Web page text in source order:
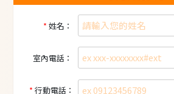
姓名：
室內電話：
行動電話：